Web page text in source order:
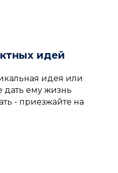
идей
идея или
дать ему жизнь
- приезжайте на